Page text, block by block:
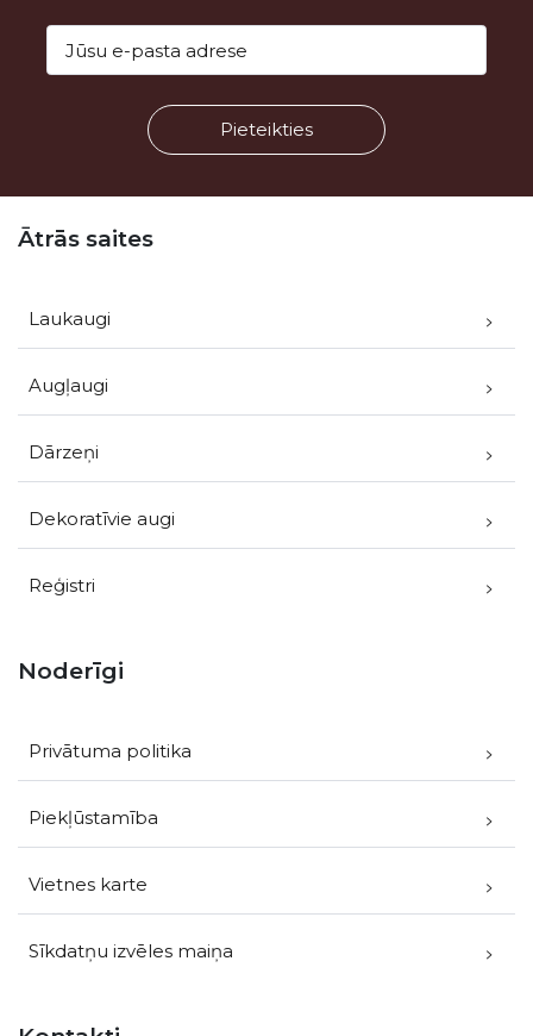
Ātrās saites
Laukaugi
Augļaugi
Dārzeņi
Dekoratīvie augi
Reģistri
Noderīgi
Privātuma politika
Piekļūstamība
Vietnes karte
Sīkdatņu izvēles maiņa